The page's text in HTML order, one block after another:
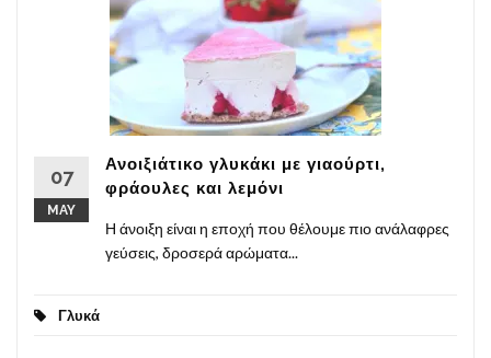
07
MAY
Ανοιξιάτικο γλυκάκι με γιαούρτι,
φράουλες και λεμόνι
Η άνοιξη είναι η εποχή που θέλουμε πιο ανάλαφρες
γεύσεις, δροσερά αρώματα...
Γλυκά